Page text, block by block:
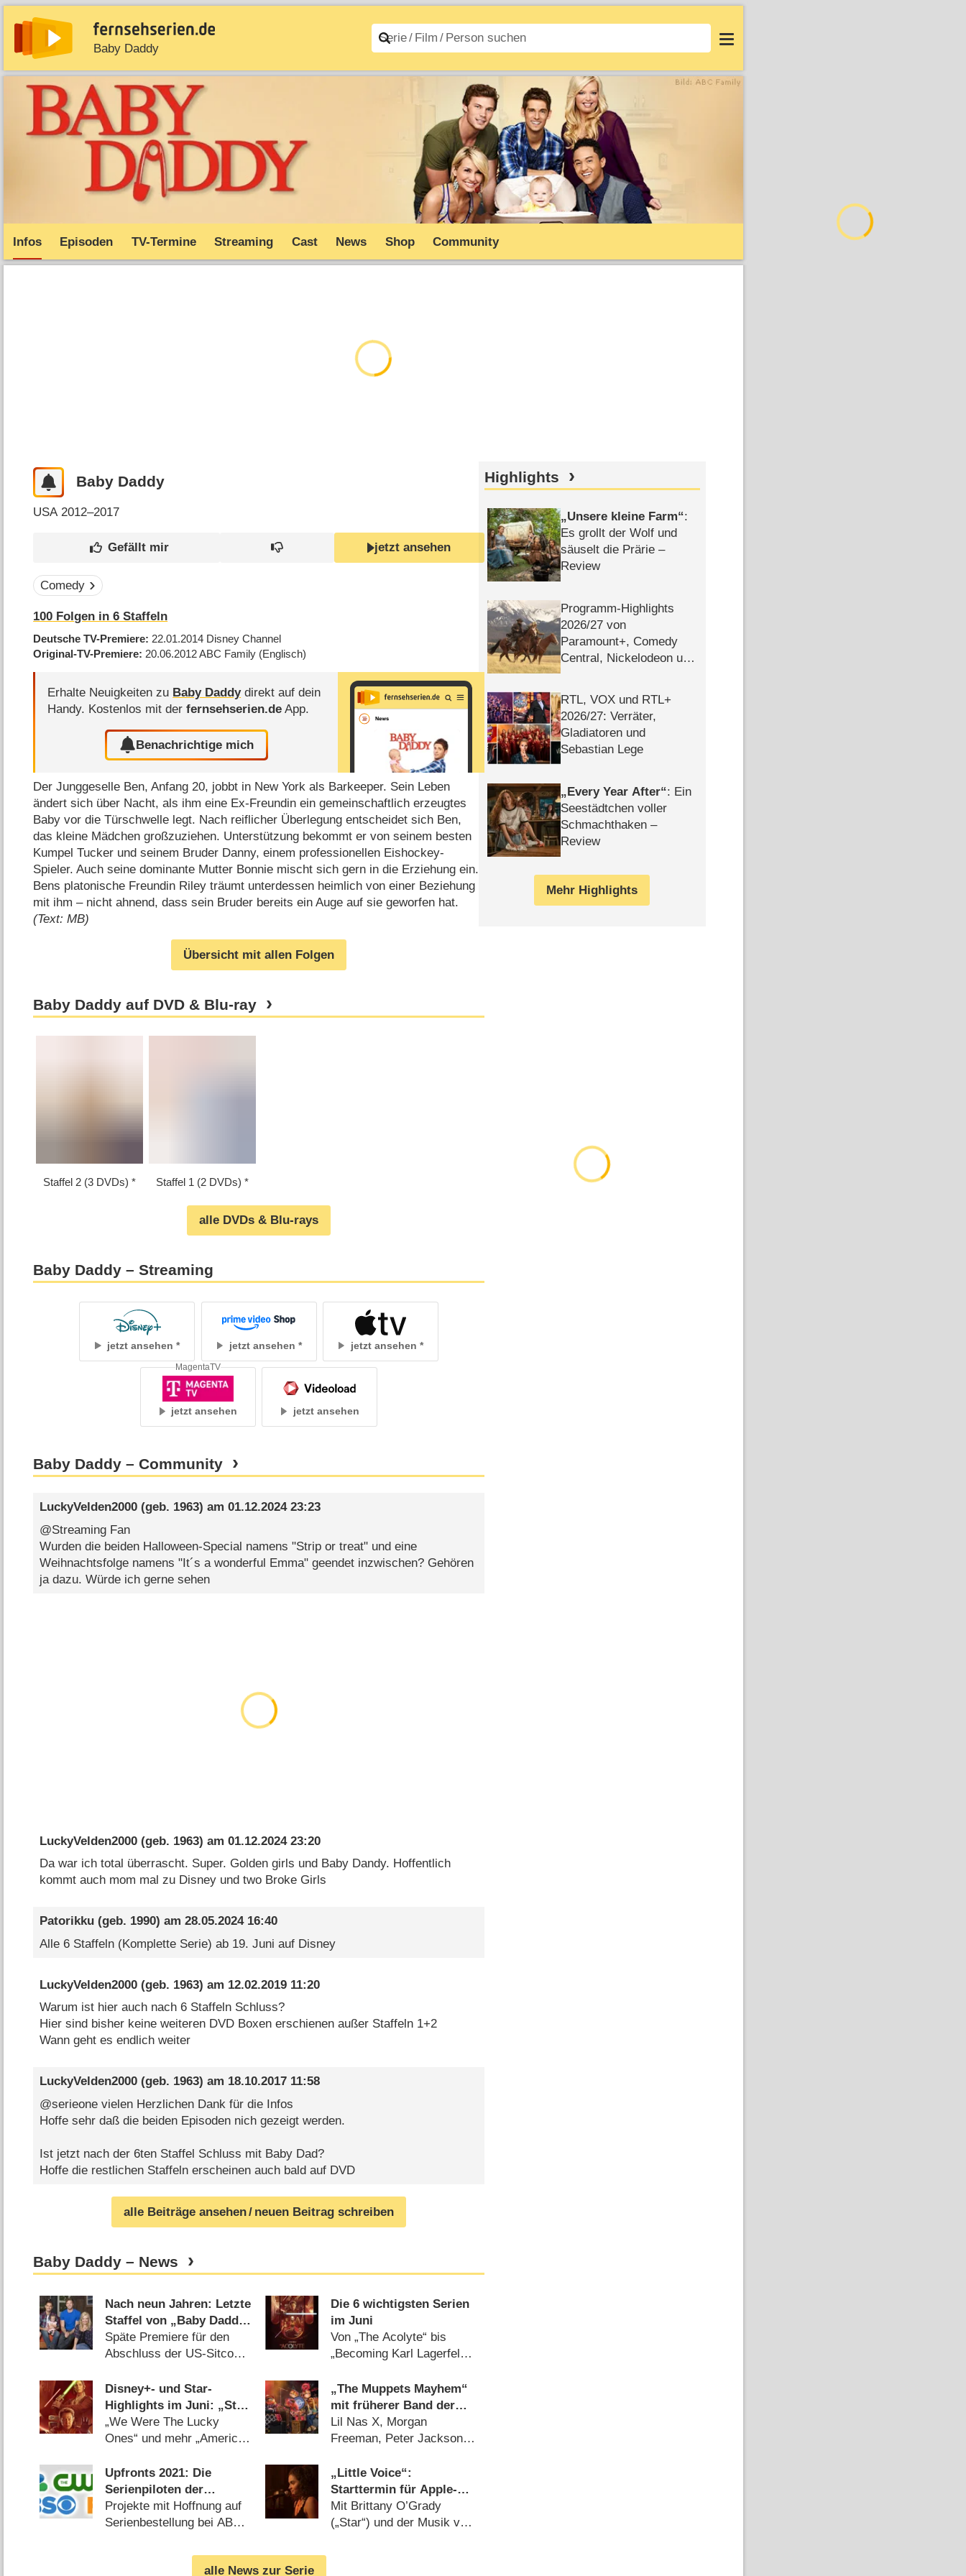
Baby Daddy
News Entdecken Streaming Filme A–Z Login
Infos Episoden TV-Termine Streaming Cast News Shop Community
Baby Daddy
USA 2012–2017
jetzt ansehen
Comedy
100 Folgen in6 Staffeln
Deutsche TV-Premiere 22.01.2014 Disney Channel
Original-TV-Premiere 20.06.2012ABC Family (Englisch)
Erhalte Neuigkeiten zu Baby Daddydirekt auf dein
Handy. Kostenlos mit derfernsehserien.de App.
Benachrichtige mich
Der Junggeselle Ben, Anfang 20, jobbt in New York als Barkeeper. Sein Leben
ändert sich über Nacht, als ihm eine Ex-Freundin ein gemeinschaftlich erzeugtes
Baby vor die Türschwelle legt. Nach reiflicher Überlegung entscheidet sich Ben,
das kleine Mädchen großzuziehen. Unterstützung bekommt er von seinem besten
Kumpel Tucker und seinem Bruder Danny, einem professionellen Eishockey-
Spieler. Auch seine dominante Mutter Bonnie mischt sich gern in die Erziehung ein.
Bens platonische Freundin Riley träumt unterdessen heimlich von einer Beziehung
mit ihm – nicht ahnend, dass sein Bruder bereits ein Auge auf sie geworfen hat.
(Text: MB)
Übersicht mit allen Folgen
Baby Daddy auf DVD & Blu-ray
Staffel 2 (3 DVDs) Staffel 1 (2 DVDs)
alle DVDs & Blu-rays
Baby Daddy – Streaming
jetzt ansehen jetzt ansehen jetzt ansehen
jetzt ansehen
MagentaTV
jetzt ansehen
Baby Daddy – Community
LuckyVelden2000(geb. 1963) am 01.12.2024 23:23
@Streaming Fan
Wurden die beiden Halloween-Special namens "Strip or treat" und eine
Weihnachtsfolge namens "It´s a wonderful Emma" geendet inzwischen? Gehören
ja dazu. Würde ich gerne sehen
LuckyVelden2000(geb. 1963) am 01.12.2024 23:20
Da war ich total überrascht. Super. Golden girls und Baby Dandy. Hoffentlich
kommt auch mom mal zu Disney und two Broke Girls
Patorikku(geb. 1990) am 28.05.2024 16:40
Alle 6 Staffeln (Komplette Serie) ab 19. Juni auf Disney
LuckyVelden2000(geb. 1963) am 12.02.2019 11:20
Warum ist hier auch nach 6 Staffeln Schluss?
Hier sind bisher keine weiteren DVD Boxen erschienen außer Staffeln 1+2
Wann geht es endlich weiter
LuckyVelden2000(geb. 1963) am 18.10.2017 11:58
@serieone vielen Herzlichen Dank für die Infos
Hoffe sehr daß die beiden Episoden nich gezeigt werden.
Ist jetzt nach der 6ten Staffel Schluss mit Baby Dad?
Hoffe die restlichen Staffeln erscheinen auch bald auf DVD
alle Beiträge ansehen/ neuen Beitrag schreiben
Baby Daddy – News
Nach neun Jahren: Letzte
Staffel von „Baby Daddy“
schafft es ins Free-TV
Späte Premiere für den
Abschluss der US-Sitcom
Die 6 wichtigsten Serien
im Juni
Von „The Acolyte“ bis
„Becoming Karl Lagerfeld“,
Beweisen“ bis „Wo wir
sind, ist oben“ (31.05.2024
Disney+- und Star-
Highlights im Juni: „Star
Wars: The Acolyte“ und
„Becoming Karl
„We Were The Lucky
Ones“ und mehr „American
„The Muppets Mayhem“
mit früherer Band der
„Muppet Show“ passt zu
Disney+ – Review
Lil Nas X, Morgan
Freeman, Peter Jackson
bei Musik und Spaß
(10.05.2023)
Upfronts 2021: Die
Serienpiloten der
Broadcast-Networks
Projekte mit Hoffnung auf
Serienbestellung bei ABC,
)
„Little Voice“:
Starttermin für Apple-
Musicaldrama von J.J.
Abrams
Mit Brittany O’Grady
(„Star“) und der Musik von
alle News zur Serie
Highlights
Unsere kleine Farm :
Es grollt der Wolf und
säuselt die Prärie –
Review
Programm-Highlights
2026/​27 von
Paramount+, Comedy
Central, Nickelodeon und
RTL, VOX und RTL+
2026/​27: Verräter,
Gladiatoren und
Sebastian Lege
Every Year After : Ein
Seestädtchen voller
Schmachthaken –
Review
Mehr Highlights